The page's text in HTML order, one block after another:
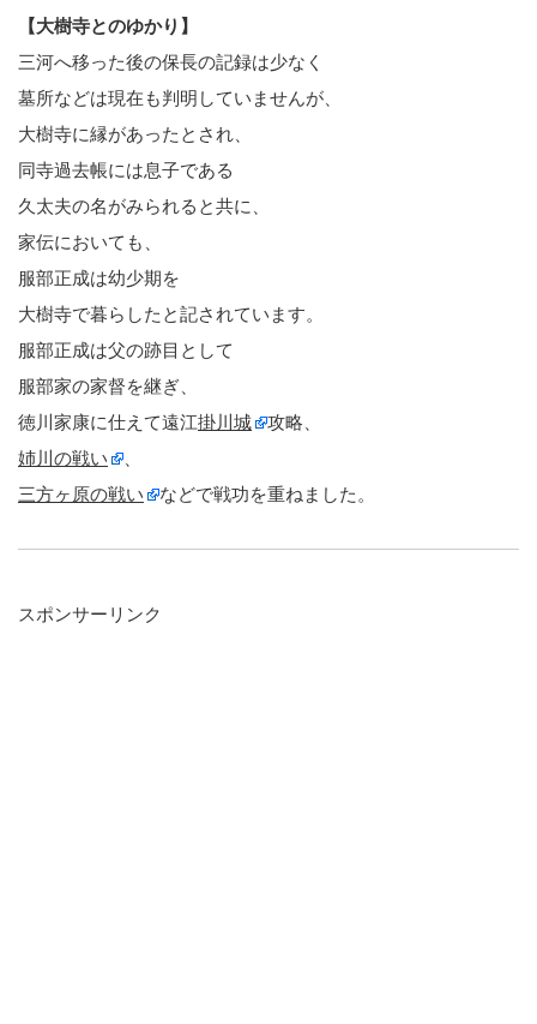
【大樹寺とのゆかり】
三河へ移った後の保長の記録は少なく
墓所などは現在も判明していませんが、
大樹寺に縁があったとされ、
同寺過去帳には息子である
久太夫の名がみられると共に、
家伝においても、
服部正成は幼少期を
大樹寺で暮らしたと記されています。
服部正成は父の跡目として
服部家の家督を継ぎ、
徳川家康に仕えて遠江掛川城
攻略、
姉川の戦い
三方ヶ原の戦い
などで戦功を重ねました。
スポンサーリンク